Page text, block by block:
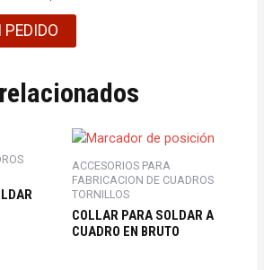
PEDIDO
ACCESORIOS PARA
FABRICACION DE CUADROS
TORNILLOS
COLLAR PARA SOLDAR A
CUADRO EN BRUTO